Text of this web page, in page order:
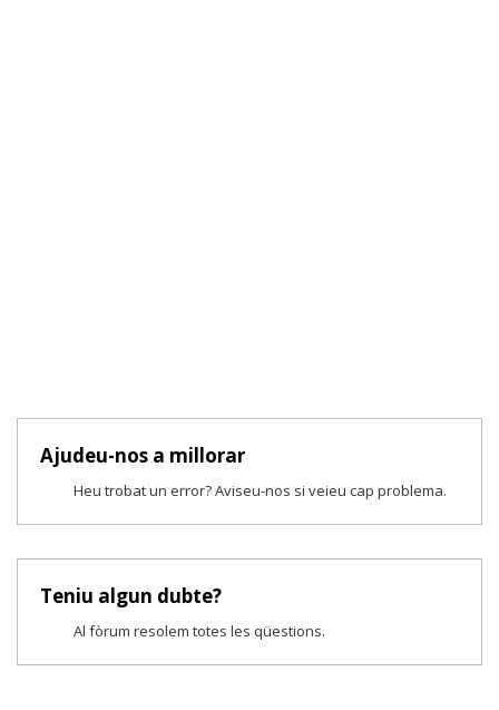
Ajudeu-nos a millorar
Heu trobat un error? Aviseu-nos si veieu cap problema.
Teniu algun dubte?
Al fòrum resolem totes les qüestions.